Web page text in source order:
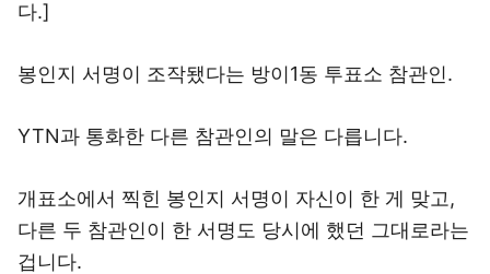
다.]
봉인지 서명이 조작됐다는 방이1동 투표소 참관인.
YTN과 통화한 다른 참관인의 말은 다릅니다.
개표소에서 찍힌 봉인지 서명이 자신이 한 게 맞고,
다른 두 참관인이 한 서명도 당시에 했던 그대로라는
겁니다.